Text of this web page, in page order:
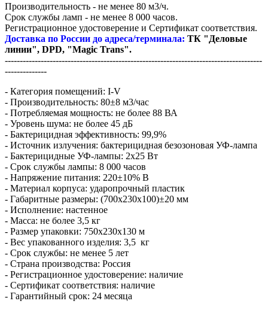
Производительность - не менее 80 м3/ч.
Срок службы ламп - не менее 8 000 часов.
Регистрационное удостоверение и Сертификат соответствия.
Доставка по России до адреса/терминала: ТК "Деловые
линии", DPD, "Мagic Trans".
--------------------------------------------------------------------------------------
--------------
- Категория помещений: I-V
- Производительность: 80±8 м3/час
- Потребляемая мощность: не более 88 ВА
- Уровень шума: не более 45 дБ
- Бактерицидная эффективность: 99,9%
- Источник излучения: бактерицидная безозоновая УФ-лампа
- Бактерицидные УФ-лампы: 2х25 Вт
- Срок службы лампы: 8 000 часов
- Напряжение питания: 220±10% В
- Материал корпуса: ударопрочный пластик
- Габаритные размеры: (700х230х100)±20 мм
- Исполнение: настенное
- Масса: не более 3,5 кг
- Размер упаковки: 750x230x130 м
- Вес упакованного изделия: 3,5 кг
- Срок службы: не менее 5 лет
- Страна производства: Россия
- Регистрационное удостоверение: наличие
- Сертификат соответствия: наличие
- Гарантийный срок: 24 месяца